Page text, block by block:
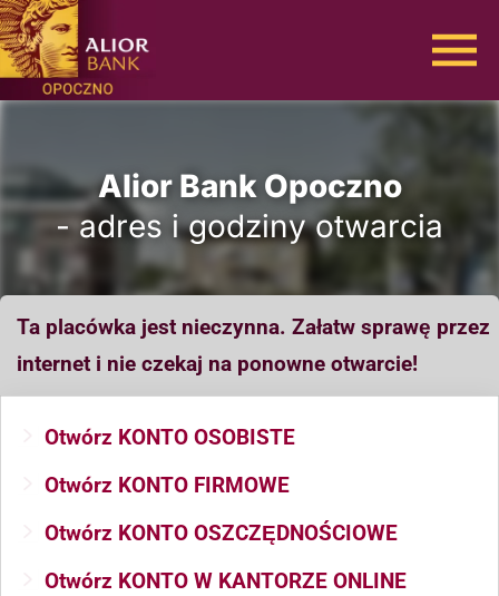
Alior Bank Opoczno
- adres i godziny otwarcia
Ta placówka jest nieczynna. Załatw sprawę przez
internet i nie czekaj na ponowne otwarcie!
Otwórz KONTO OSOBISTE
Otwórz KONTO FIRMOWE
Otwórz KONTO OSZCZĘDNOŚCIOWE
Otwórz KONTO W KANTORZE ONLINE